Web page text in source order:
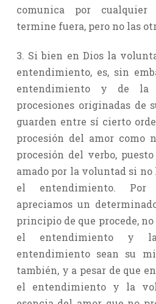
comunica por
termine fuera, pero no las
3. Si bien en Dios la
entendimiento, es, sin
entendimiento y de la
procesiones originadas de
guarden entre sí cierto
procesión del amor como
procesión del verbo,
amado por la voluntad si no
el entendimiento.
apreciamos un
principio de que procede,
el entendimiento y
entendimiento sean su
también, y a pesar de que
el entendimiento y la